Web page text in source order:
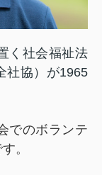
く社会福祉法
社協）が1965
でのボランテ
。